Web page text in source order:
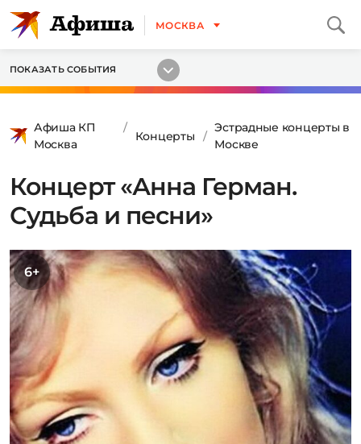
МОСКВА
ПОКАЗАТЬ СОБЫТИЯ
Афиша КП
Москва
Концерты
Эстрадные концерты в
Москве
Концерт «Анна Герман.
Судьба и песни»
6+